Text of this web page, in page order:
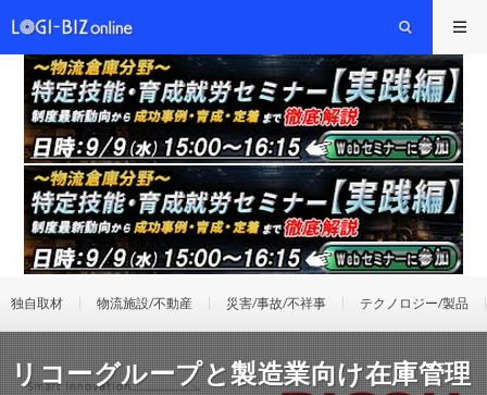
独自取材 物流施設/不動産 災害/事故/不祥事 テクノロジー/製品
リコーグループと製造業向け在庫管理